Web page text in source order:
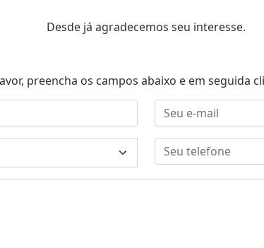
Desde já agradecemos seu interesse.
preencha os campos abaixo e em seguida